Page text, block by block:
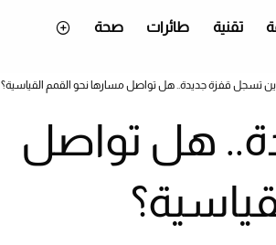
تقنية طائرات صحة
تسجل قفزة جديدة.. هل تواصل مسارها نحو القمم القياسية؟
هل تواصل